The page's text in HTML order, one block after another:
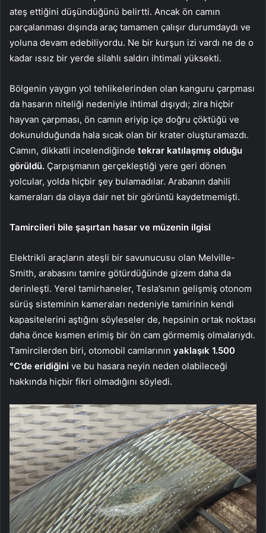
ateş ettiğini düşündüğünü belirtti. Ancak ön camın
parçalanması dışında araç tamamen çalışır durumdaydı ve
yoluna devam edebiliyordu. Ne bir kurşun izi vardı ne de o
kadar ıssız bir yerde silahlı saldırı ihtimali yüksekti.
Bölgenin yaygın yol tehlikelerinden olan kanguru çarpması
da hasarın niteliği nedeniyle ihtimal dışıydı; zira hiçbir
hayvan çarpması, ön camın eriyip içe doğru çöktüğü ve
dokunulduğunda hala sıcak olan bir krater oluşturamazdı.
Camın, dikkatli incelendiğinde tekrar katılaşmış olduğu
görüldü. Çarpışmanın gerçekleştiği yere geri dönen
yolcular, yolda hiçbir şey bulamadılar. Arabanın dahili
kameraları da olaya dair net bir görüntü kaydetmemişti.
Tamircileri bile şaşırtan hasar ve müzenin ilgisi
Elektrikli araçların ateşli bir savunucusu olan Melville-
Smith, arabasını tamire götürdüğünde gizem daha da
derinleşti. Yerel tamirhaneler, Tesla’sının gelişmiş otonom
sürüş sisteminin kameraları nedeniyle tamirinin kendi
kapasitelerini aştığını söyleseler de, hepsinin ortak noktası
daha önce kısmen erimiş bir ön cam görmemiş olmalarıydı.
Tamircilerden biri, otomobil camlarının yaklaşık 1.500
°C’de eridiğini ve bu hasara neyin neden olabileceği
hakkında hiçbir fikri olmadığını söyledi.